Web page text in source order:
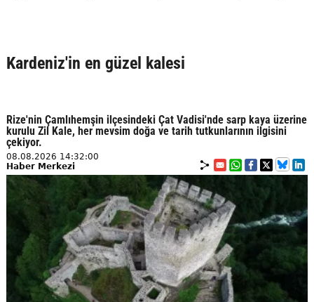
Kardeniz'in en güzel kalesi
Rize'nin Çamlıhemşin ilçesindeki Çat Vadisi'nde sarp kaya üzerine
kurulu Zil Kale, her mevsim doğa ve tarih tutkunlarının ilgisini
çekiyor.
08.08.2026 14:32:00
Haber Merkezi